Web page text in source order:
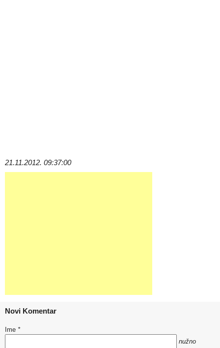
21.11.2012. 09:37:00
Novi Komentar
Ime *
nužno